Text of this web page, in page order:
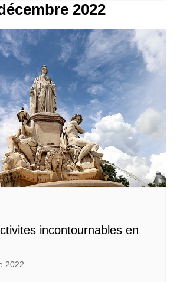
2022
incontournables en
2022